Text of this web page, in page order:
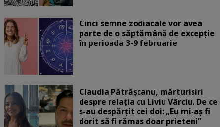
Cinci semne zodiacale vor avea
parte de o săptămână de excepție
în perioada 3-9 februarie
Claudia Pătrășcanu, mărturisiri
despre relația cu Liviu Vârciu. De ce
s-au despărțit cei doi: „Eu mi-aș fi
dorit să fi rămas doar prieteni”